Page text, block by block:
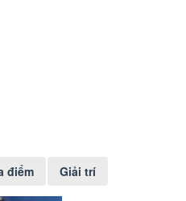
điểm Giải trí